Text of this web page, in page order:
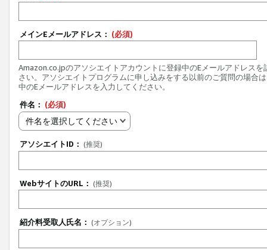
メインEメールアドレス： (必須)
Amazon.co.jpのアソシエイトアカウントに登録中のEメールアドレスを
さい。アソシエイトプログラムに申し込みをする以前のご質問の場合
中のEメールアドレスを入力してください。
件名： (必須)
件名を選択してください
アソシエイトID： (推奨)
WebサイトのURL： (推奨)
紹介料受取人氏名： (オプション)